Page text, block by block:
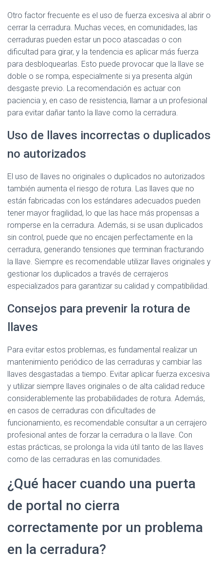
Otro factor frecuente es el uso de fuerza excesiva al abrir o
cerrar la cerradura. Muchas veces, en comunidades, las
cerraduras pueden estar un poco atascadas o con
dificultad para girar, y la tendencia es aplicar más fuerza
para desbloquearlas. Esto puede provocar que la llave se
doble o se rompa, especialmente si ya presenta algún
desgaste previo. La recomendación es actuar con
paciencia y, en caso de resistencia, llamar a un profesional
para evitar dañar tanto la llave como la cerradura.
Uso de llaves incorrectas o duplicados
no autorizados
El uso de llaves no originales o duplicados no autorizados
también aumenta el riesgo de rotura. Las llaves que no
están fabricadas con los estándares adecuados pueden
tener mayor fragilidad, lo que las hace más propensas a
romperse en la cerradura. Además, si se usan duplicados
sin control, puede que no encajen perfectamente en la
cerradura, generando tensiones que terminan fracturando
la llave. Siempre es recomendable utilizar llaves originales y
gestionar los duplicados a través de cerrajeros
especializados para garantizar su calidad y compatibilidad.
Consejos para prevenir la rotura de
llaves
Para evitar estos problemas, es fundamental realizar un
mantenimiento periódico de las cerraduras y cambiar las
llaves desgastadas a tiempo. Evitar aplicar fuerza excesiva
y utilizar siempre llaves originales o de alta calidad reduce
considerablemente las probabilidades de rotura. Además,
en casos de cerraduras con dificultades de
funcionamiento, es recomendable consultar a un cerrajero
profesional antes de forzar la cerradura o la llave. Con
estas prácticas, se prolonga la vida útil tanto de las llaves
como de las cerraduras en las comunidades.
¿Qué hacer cuando una puerta
de portal no cierra
correctamente por un problema
en la cerradura?